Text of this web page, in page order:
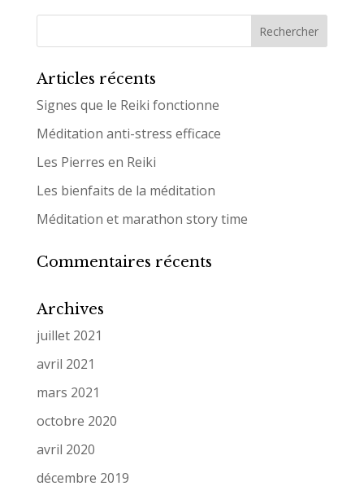
Articles récents
Signes que le Reiki fonctionne
Méditation anti-stress efficace
Les Pierres en Reiki
Les bienfaits de la méditation
Méditation et marathon story time
Commentaires récents
Archives
juillet 2021
avril 2021
mars 2021
octobre 2020
avril 2020
décembre 2019